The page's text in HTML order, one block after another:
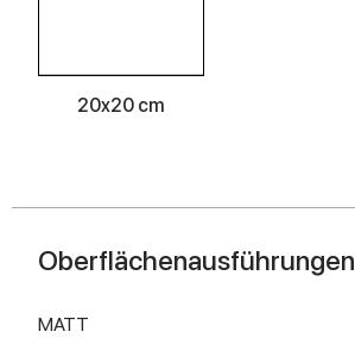
20x20 cm
Oberflächenausführungen
MATT